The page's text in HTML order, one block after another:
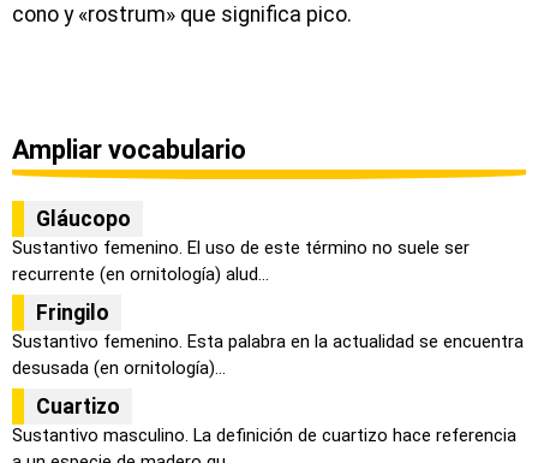
cono y «rostrum» que significa pico.
Ampliar vocabulario
Gláucopo
Sustantivo femenino. El uso de este término no suele ser
recurrente (en ornitología) alud...
Fringilo
Sustantivo femenino. Esta palabra en la actualidad se encuentra
desusada (en ornitología)...
Cuartizo
Sustantivo masculino. La definición de cuartizo hace referencia